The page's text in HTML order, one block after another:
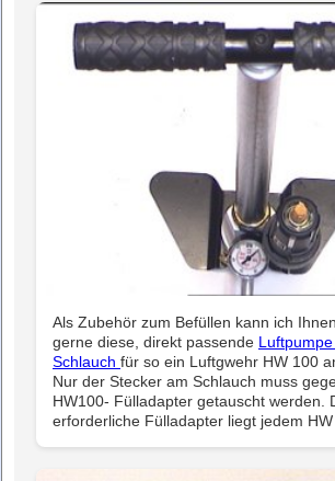
Als Zubehör zum Befüllen kann ich
gerne diese, direkt passende
Schlauch für so ein Luftgwehr HW 100
Nur der Stecker am Schlauch muss
HW100- Fülladapter getauscht werden.
erforderliche Fülladapter liegt jedem HW